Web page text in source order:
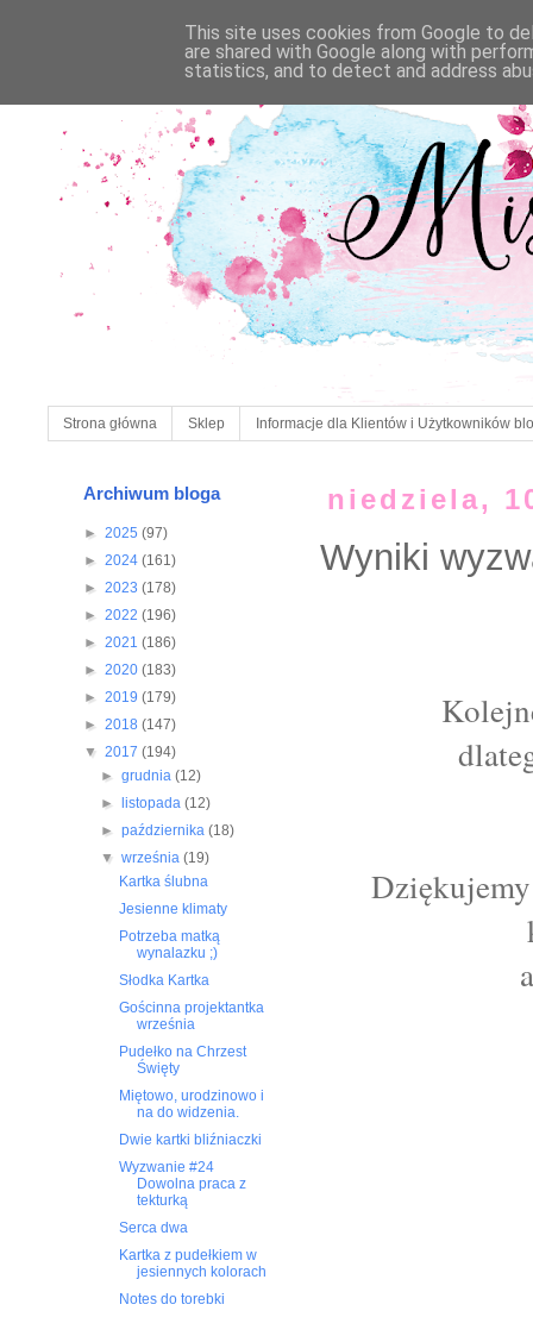
Strona główna Sklep Informacje dla Klientów i Użytkowników
niedziela,
Wyniki
Dziękujemy
Archiwum bloga
► 2025 (97)
► 2024 (161)
► 2023 (178)
► 2022 (196)
► 2021 (186)
► 2020 (183)
► 2019 (179)
► 2018 (147)
▼ 2017 (194)
►grudnia(12)
►
listopada(12)
►października(18)
▼września(19)
Kartka ślubna
Jesienne klimaty
Potrzeba matką
wynalazku ;)
Słodka Kartka
Gościnna projektantka
września
Pudełko na Chrzest
Święty
Miętowo, urodzinowo i
na do widzenia.
Dwie kartki bliźniaczki
Wyzwanie #24
Dowolna praca z
tekturką
Serca dwa
Kartka z pudełkiem w
jesiennych kolorach
Notes do torebki
This site uses cookies from Google to
are shared with Google along with
statistics, and to detect and address